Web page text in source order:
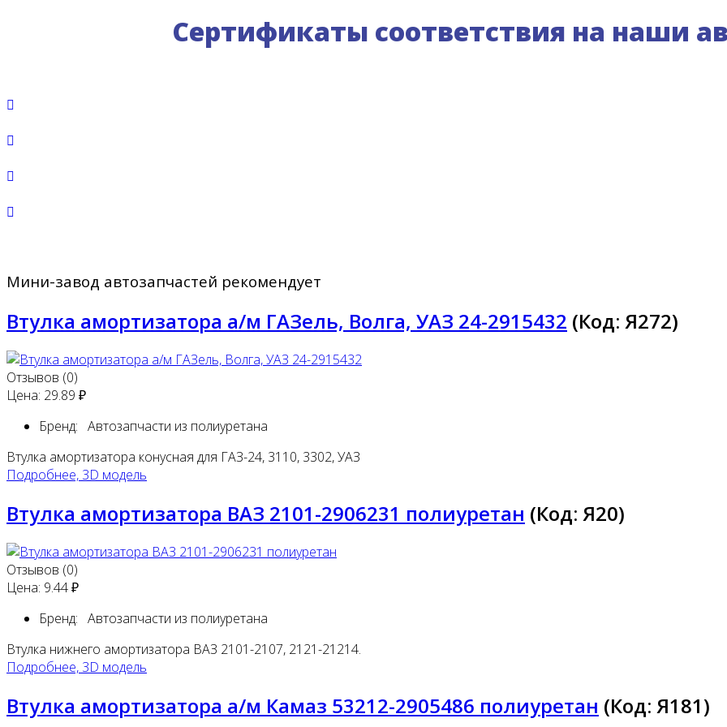
Сертификаты соответствия на наши
Мини-завод автозапчастей рекомендует
Втулка амортизатора а/м ГАЗель, Волга, УАЗ 24-2915432 (Код: Я272)
Отзывов (0)
Цена: 29.89 ₽
Бренд: Автозапчасти из полиуретана
Втулка амортизатора конусная для ГАЗ-24, 3110, 3302, УАЗ
Подробнее, 3D модель
Втулка амортизатора ВАЗ 2101-2906231 полиуретан (Код: Я20)
Отзывов (0)
Цена: 9.44 ₽
Бренд: Автозапчасти из полиуретана
Втулка нижнего амортизатора ВАЗ 2101-2107, 2121-21214.
Подробнее, 3D модель
Втулка амортизатора а/м Камаз 53212-2905486 полиуретан (Код: Я181)